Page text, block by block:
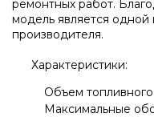
ремонтных работ.
модель является одной
производителя.
Характеристики:
Объем
Максимальные